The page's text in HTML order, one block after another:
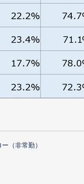
（非常勤）